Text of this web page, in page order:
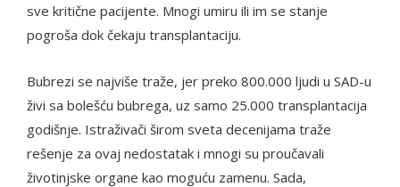
sve kritične pacijente. Mnogi umiru ili im se stanje
pogroša dok čekaju transplantaciju.
Bubrezi se najviše traže, jer preko 800.000 ljudi u SAD-u
živi sa bolešću bubrega, uz samo 25.000 transplantacija
godišnje. Istraživači širom sveta decenijama traže
rešenje za ovaj nedostatak i mnogi su proučavali
životinjske organe kao moguću zamenu. Sada,